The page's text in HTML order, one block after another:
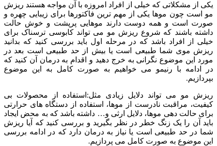
یکی از مشکلاتی که خیلی از افراد امروزه با آن مواجه هستند ریزش
مو است چون موها یکی از مهم ترین فاکتورها برای زیبایی چهره و
صورت است و همه دوست دارند موهایی پرپشت و خوش حالت
داشته باشند که شروع ریزش مو می تواند کابوسی ترسناک برای
خیلی از افراد باشد که در مرحله اول باید بررسی کنید که بدانید
ریزش موی شما طبیعی است یا بیش از حد طبیعی است بعد در
مورد این موضوع نگرانی به خرج دهید و اقدام به درمان آن کنید که
در ادامه با رنیمو می خواهیم به صورت کامل به این موضوع
بپردازیم.
ریزش مو می تواند دلایل زیادی مثل:استفاده از محصولات بی
کیفیت، مراقبت نادرست از موها، استفاده از دستگاه های حرارتی
برای حالت دهی موها، دلایل ارثی و… داشته باشد که به محض ایجاد
باید آن را یک زنگ خطر در نظر بگیرید و بررسی کنید که آیا ریزش
شما در حد طبیعی است یا نیاز به درمان دارد که در ادامه بررسی
این موضوع به صورت کامل می پردازیم.